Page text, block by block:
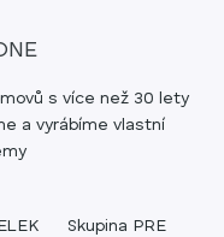
s více než 30 lety
a vyrábíme vlastní
Skupina PRE